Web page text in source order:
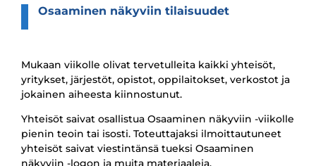
Osaa­mi­nen näky­viin tilai­suu­det
Mukaan viikolle olivat tervetulleita kaikki yhteisöt,
yritykset, järjestöt, opistot, oppilaitokset, verkostot ja
jokainen aiheesta kiinnostunut.
Yhteisöt saivat osallistua Osaaminen näkyviin -viikolle
pienin teoin tai isosti. Toteuttajaksi ilmoittautuneet
yhteisöt saivat viestintänsä tueksi Osaaminen
näkyviin -logon ja muita materiaaleja.